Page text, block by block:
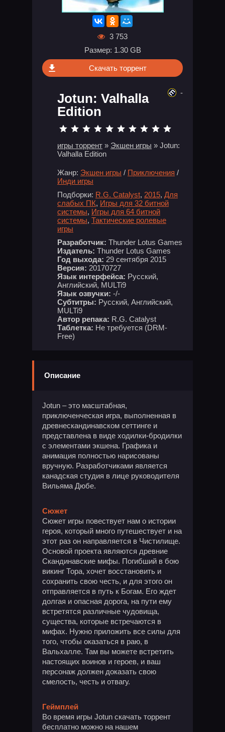
3 753
Размер: 1.30 GB
Скачать торрент
Jotun: Valhalla
Edition
игры торрент » Экшен игры » Jotun:
Valhalla Edition
Жанр: Экшен игры / Приключения /
Инди игры
Подборки: R.G. Catalyst, 2015, Для
слабых ПК, Игры для 32 битной
системы, Игры для 64 битной
системы, Тактические ролевые
игры
Разработчик: Thunder Lotus Games
Издатель: Thunder Lotus Games
Год выхода: 29 сентября 2015
Версия: 20170727
Язык интерфейса: Русский,
Английский, MULTi9
Язык озвучки: -/-
Субтитры: Русский, Английский,
MULTi9
Автор репака: R.G. Catalyst
Таблетка: Не требуется (DRM-
Free)
-
Описание
Jotun – это масштабная,
приключенческая игра, выполненная в
древнескандинавском сеттинге и
представлена в виде ходилки-бродилки
с элементами экшена. Графика и
анимация полностью нарисованы
вручную. Разработчиками является
канадская студия в лице руководителя
Вильяма Дюбе.
Сюжет
Сюжет игры повествует нам о истории
героя, который много путешествует и на
этот раз он направляется в Чистилище.
Основой проекта являются древние
Скандинавские мифы. Погибший в бою
викинг Тора, хочет восстановить и
сохранить свою честь, и для этого он
отправляется в путь к Богам. Его ждет
долгая и опасная дорога, на пути ему
встретятся различные чудовища,
существа, которые встречаются в
мифах. Нужно приложить все силы для
того, чтобы оказаться в раю, в
Вальхалле. Там вы можете встретить
настоящих воинов и героев, и ваш
персонаж должен доказать свою
смелость, честь и отвагу.
Геймплей
Во время игры Jotun скачать торрент
бесплатно можно на нашем